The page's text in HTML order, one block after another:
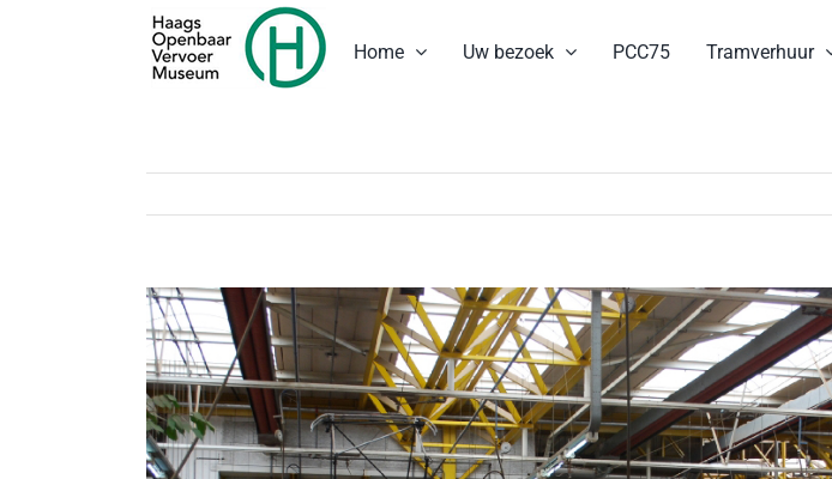
Home Uw bezoek PCC75 Tramverhuur
Bekijk
grotere
afbeelding